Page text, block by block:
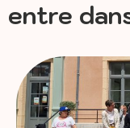
entre